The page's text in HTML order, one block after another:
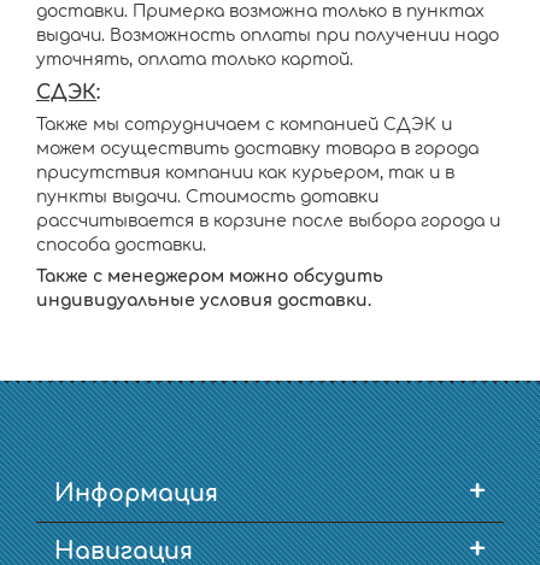
доставки. Примерка возможна только в пунктах
выдачи. Возможность оплаты при получении надо
уточнять, оплата только картой.
СДЭК:
Также мы сотрудничаем с компанией СДЭК и
можем осуществить доставку товара в города
присутствия компании как курьером, так и в
пункты выдачи. Стоимость дотавки
рассчитывается в корзине после выбора города и
способа доставки.
Также с менеджером можно обсудить
индивидуальные условия доставки.
Информация +
Навигация +